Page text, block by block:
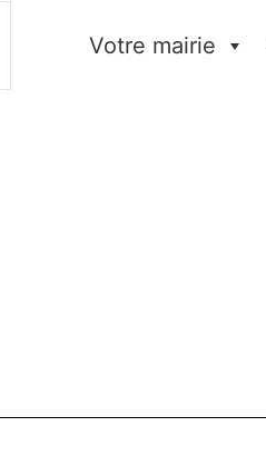
Votre mairie